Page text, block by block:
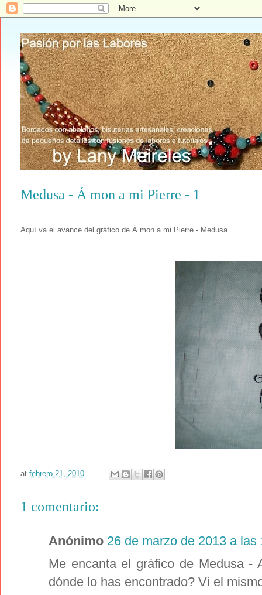
Medusa - Á mon a mi Pierre - 1
Aquí va el avance del gráfico de Á mon a mi Pierre - Medusa.
at febrero 21, 2010
1 comentario:
Anónimo 26 de marzo de 2013 a las
Me encanta el gráfico de Medusa -
dónde lo has encontrado? Vi el